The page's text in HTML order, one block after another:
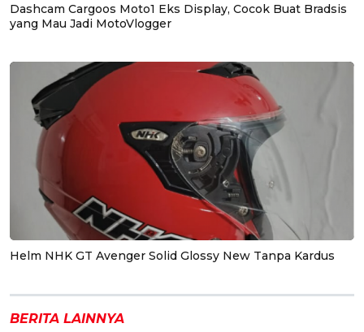
Dashcam Cargoos Moto1 Eks Display, Cocok Buat Bradsis
yang Mau Jadi MotoVlogger
Helm NHK GT Avenger Solid Glossy New Tanpa Kardus
BERITA LAINNYA